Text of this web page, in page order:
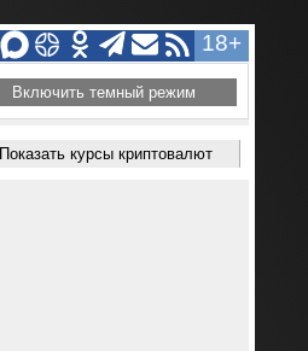
18+
Включить темный режим
Показать курсы криптовалют